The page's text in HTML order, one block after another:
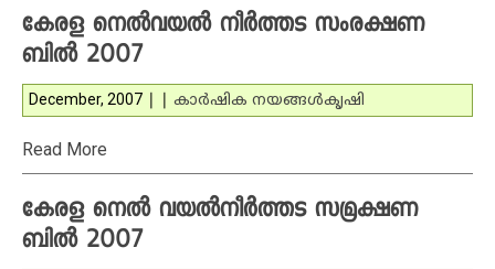
കേരള നെല്‍വയല്‍ നീര്‍ത്തട സംരക്ഷണ
ബില്‍ 2007
December, 2007 കാര്‍ഷിക നയങ്ങള്‍കൃഷി
Read More
കേരള നെല്‍ വയല്‍നീര്‍ത്തട സമ്രക്ഷണ
ബില്‍ 2007